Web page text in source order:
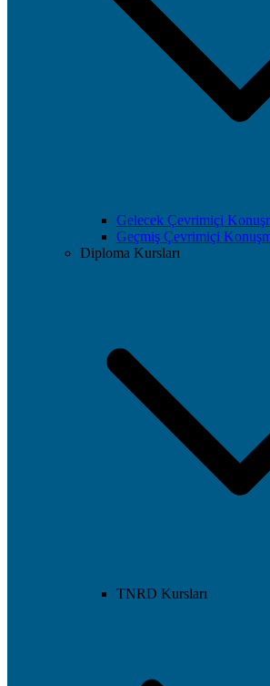
Gelecek Çevrimiçi
Geçmiş Çevrimiçi
Diploma Kursları
TNRD Kursları